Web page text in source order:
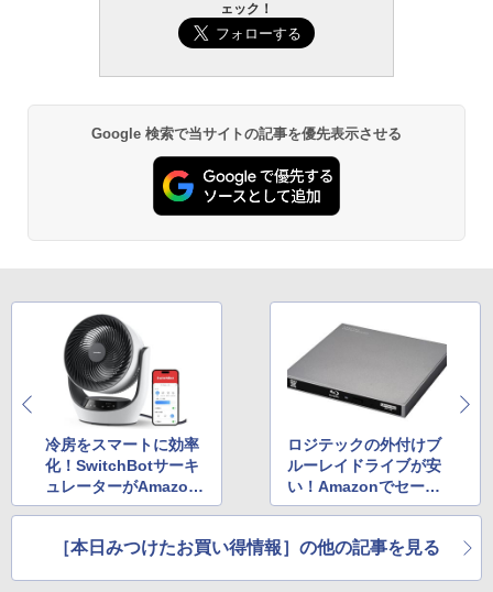
4(最新 永続版)|オンラインコード版|Wind
ows11、10/mac対応|PC2台
Robloxギフトカード - 2,000 Robux 【限
定バーチャルアイテムを含む】 【オンラ
インゲームコード】 ロブロックス | オン
ラインコード版
定バーチャルアイテムを含む】 【オンラ
インゲームコード】 ロブロックス |オン
￥1,600
Windows版 | Minecraft (マインクラフ
ト): Java & Bedrock Edition | オンライ
ンコード版
￥480
ClaudeCode いちばんやさしい 教科書:
非エンジニア 初心者 素人 でも安心 使い
方 マニュアル AI副業にもコンテンツ作成
にもKindle出版にも！ 非エンジニアのた
めのAIコーディング入門シリーズ
￥99
bデザイン入門講座［第2版］
FM TOWNS ハイパー・カタログ: 本体ハ
ードウェア・市販ソフトウェアのパーフ
ェクトリストと最新エミュレータ紹介
￥1,600
ない、大きな画面で読みやすい、6週間持
続バッテリー、6インチディスプレイ電子
書籍リーダー、ブラック、16GB、広告な
￥19,980
Kindle Paperwhite シグニチャーエディ
ション (32GB) 7インチディスプレイ、明
るさ自動調整、色調調節ライト、12週間
持続バッテリー、広告なし、メタリック
ブラック
Amazon Kindle Colorsoft | 16GBストレ
ージ、防水、7インチカラーディスプレ
イ、色調調節ライト、最大8週間持続バッ
テリー、広告無し、ブラック (2025年発
売)
￥39,980
New Amazon Kindle Scribe Colorsoft |
11インチカラーディスプレイ、64GBスト
レージ、ノート機能搭載、明るさ自動調
整、色調調節ライト、プレミアムペン付
ェック！
Google 検索で当サイトの記事を優先表示させる
冷房をスマートに効率
化！SwitchBotサーキ
ュレーターがAmazon
で最安8,980円
ロジテックの外付けブ
ルーレイドライブが安
い！Amazonでセール
中
［本日みつけたお買い得情報］の他の記事を見る